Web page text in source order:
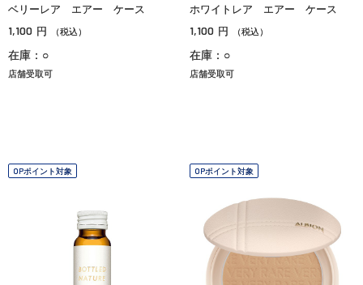
ベリーレア エアー ケース
1,100 円 （税込）
在庫：○
店舗受取可
ホワイトレア エアー ケース
1,100 円 （税込）
在庫：○
店舗受取可
OPポイント対象 OPポイント対象